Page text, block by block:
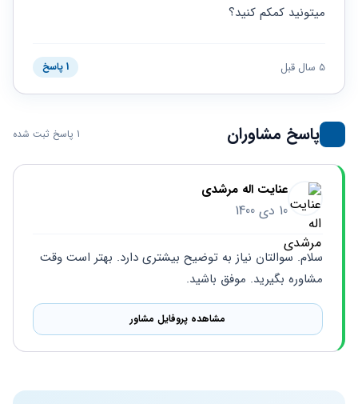
طلاق
خانواده
حقوقی
کسب
سئو و
سایت
ثبت
میتونید کمکم کنید؟
5 سال قبل 1 پاسخ
پاسخ مشاوران 1 پاسخ ثبت شده
عنایت اله مرشدی
10 دی 1400
مشاوره بگیرید. موفق باشید.
مشاهده پروفایل مشاور